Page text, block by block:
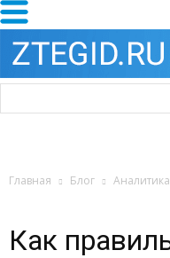
Главная Блог Аналитика
Как